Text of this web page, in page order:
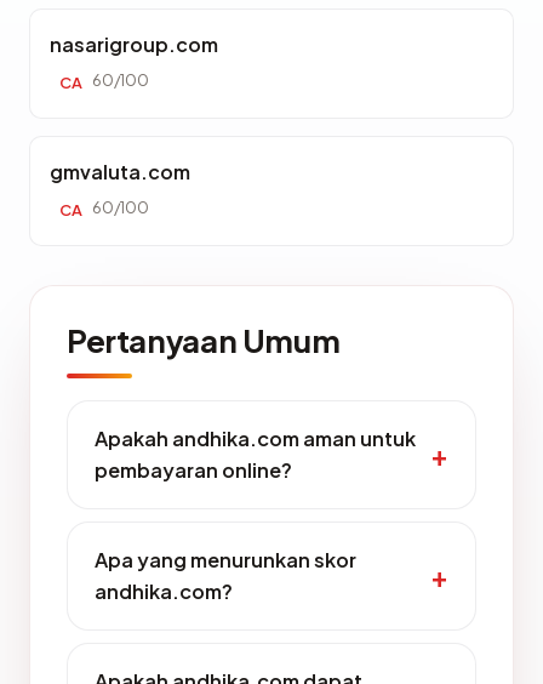
nasarigroup.com
CA 60/100
gmvaluta.com
CA 60/100
Pertanyaan Umum
Apakah andhika.com aman untuk
pembayaran online?
Apa yang menurunkan skor
andhika.com?